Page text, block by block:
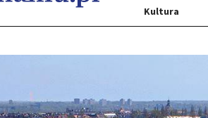
Kultura